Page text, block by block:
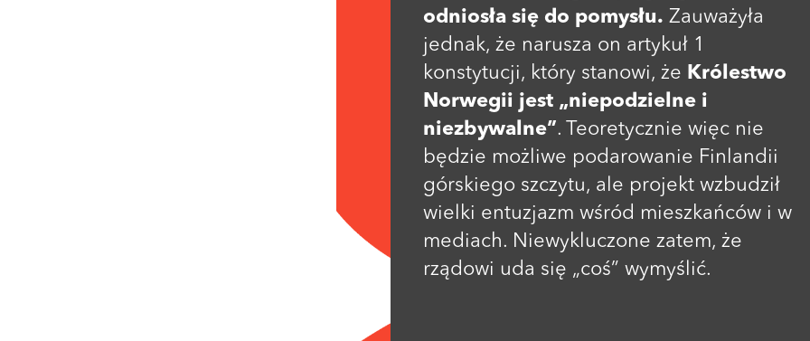
odniosła się do pomysłu. Zauważyła
jednak, że narusza on artykuł 1
konstytucji, który stanowi, że Królestwo
Norwegii jest „niepodzielne i
niezbywalne”. Teoretycznie więc nie
będzie możliwe podarowanie Finlandii
górskiego szczytu, ale projekt wzbudził
wielki entuzjazm wśród mieszkańców i w
mediach. Niewykluczone zatem, że
rządowi uda się „coś” wymyślić.